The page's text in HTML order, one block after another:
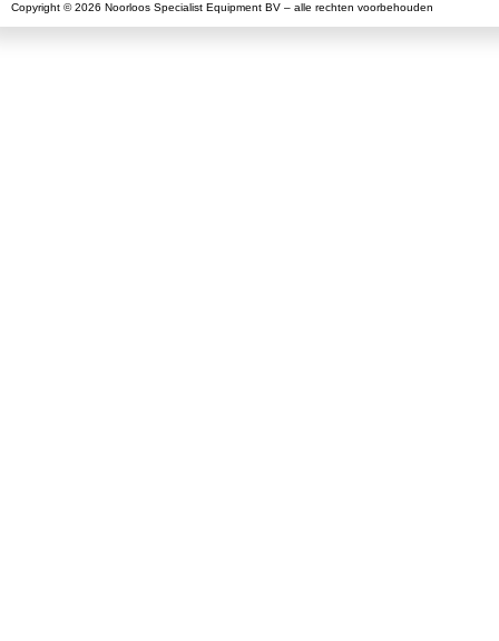
Copyright © 2026 Noorloos Specialist Equipment BV – alle rechten voorbehouden